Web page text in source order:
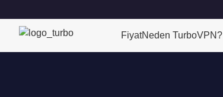
FiyatNeden TurboVPN?